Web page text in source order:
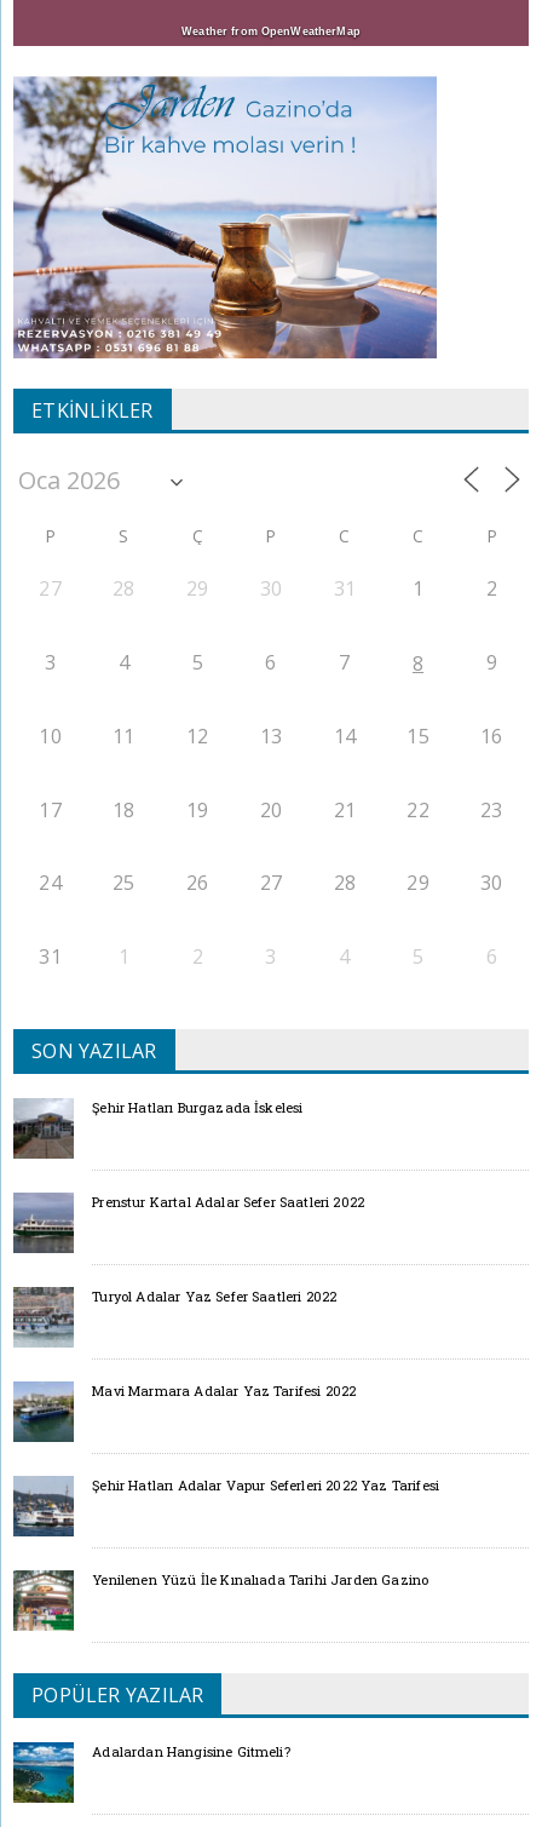
Weather from OpenWeatherMap
ETKINLIKLER
P S Ç P C C P
27 28 29 30 31 1 2
3 4 5 6 7 8 9
10 11 12 13 14 15 16
17 18 19 20 21 22 23
24 25 26 27 28 29 30
31 1 2 3 4 5 6
SON YAZILAR
Şehir Hatları Burgazada İskelesi
Prenstur Kartal Adalar Sefer Saatleri 2022
Turyol Adalar Yaz Sefer Saatleri 2022
Mavi Marmara Adalar Yaz Tarifesi 2022
Şehir Hatları Adalar Vapur Seferleri 2022 Yaz Tarifesi
Yenilenen Yüzü İle Kınalıada Tarihi Jarden Gazino
POPÜLER YAZILAR
Adalardan Hangisine Gitmeli?